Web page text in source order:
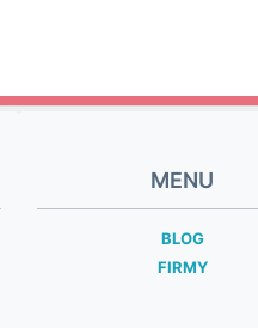
MENU
BLOG
FIRMY